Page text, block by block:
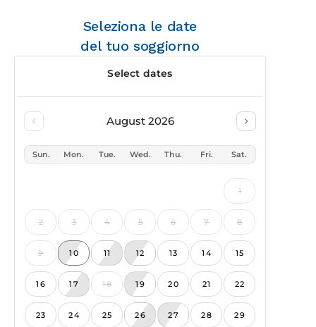
Seleziona le date
del tuo soggiorno